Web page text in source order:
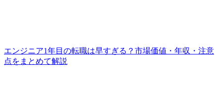
エンジニア1年目の転職は早すぎる？市場価値・年収・注意
点をまとめて解説